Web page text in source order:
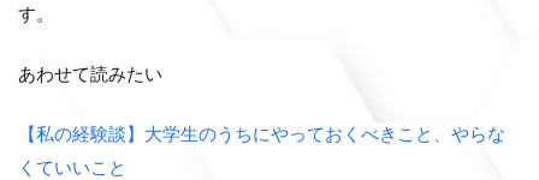
す。
あわせて読みたい
【私の経験談】大学生のうちにやっておくべきこと、やらな
くていいこと